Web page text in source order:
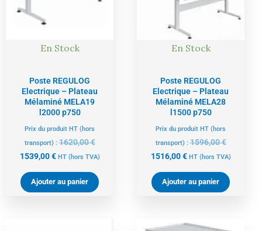
En Stock
Poste REGULOG
Electrique – Plateau
Mélaminé MELA19
l2000 p750
Prix du produit HT (hors
transport) :1620,00€
1539,00€ HT (hors TVA)
Ajouter au panier
En Stock
Poste REGULOG
Electrique – Plateau
Mélaminé MELA28
l1500 p750
Prix du produit HT (hors
transport) :1596,00€
1516,00€ HT (hors TVA)
Ajouter au panier
Le